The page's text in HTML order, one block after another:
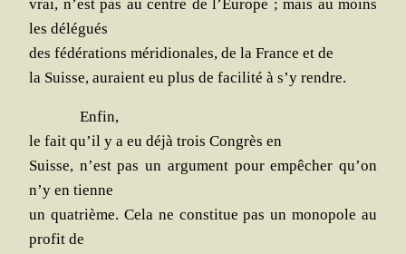
vrai, n’est pas au centre de l’Eu­rope ; mais au moins
les délégués
des fédé­ra­tions méri­dio­nales, de la France et de
la Suisse, auraient eu plus de faci­li­té à s’y rendre.
Enfin,
le fait qu’il y a eu déjà trois Congrès en
Suisse, n’est pas un argu­ment pour empê­cher qu’on
n’y en tienne
un qua­trième. Cela ne consti­tue pas un mono­pole au
pro­fit de